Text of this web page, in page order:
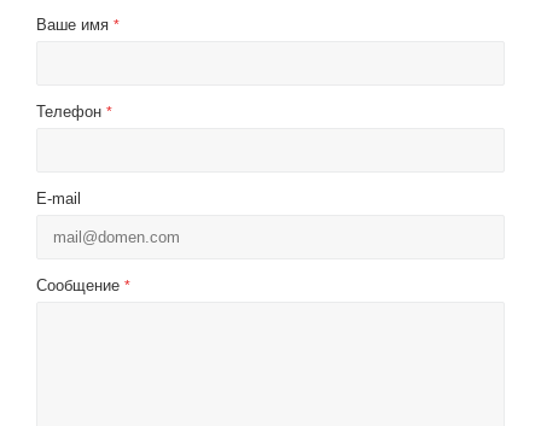
Ваше имя *
Телефон *
E-mail
Сообщение *